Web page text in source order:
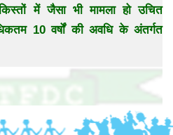
में जैसा भी मामला हो उचित
10 वर्षों की अवधि के अंतर्गत